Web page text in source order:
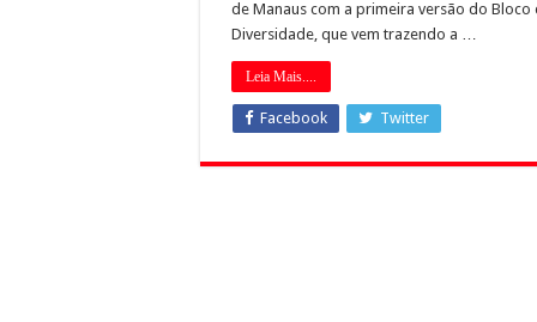
de Manaus com a primeira versão do Bloco
Diversidade, que vem trazendo a …
Leia Mais....
Facebook Twitter